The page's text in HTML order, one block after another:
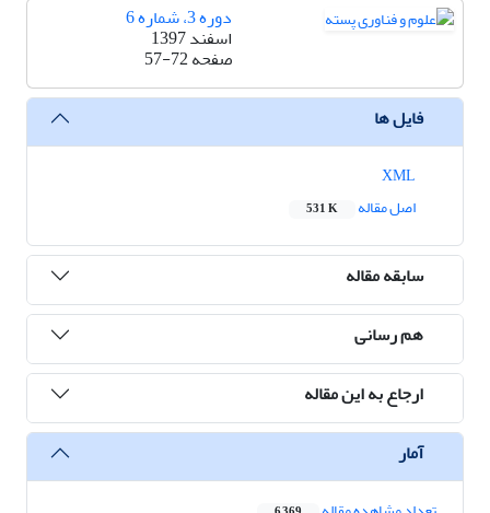
دوره 3، شماره 6
اسفند 1397
صفحه57-72
فایل ها
اصل مقاله
531 K
سابقه مقاله
هم رسانی
ارجاع به این مقاله
آمار